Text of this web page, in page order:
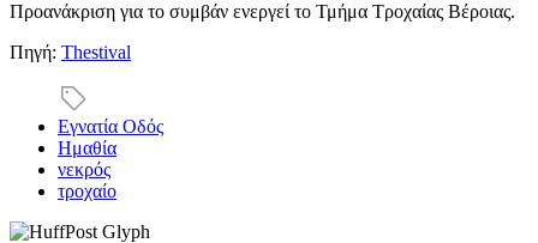
Προανάκριση για το συμβάν ενεργεί το Τμήμα Τροχαίας Βέροιας.
Πηγή: Thestival
Εγνατία Οδός
Ημαθία
νεκρός
τροχαίο